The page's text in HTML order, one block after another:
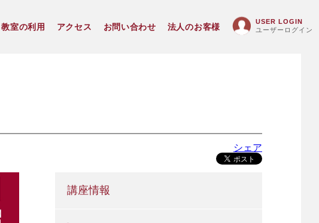
教室の利用 アクセス お問い合わせ 法人のお客様
USER LOGIN
ユーザーログイン
シェア
講座情報